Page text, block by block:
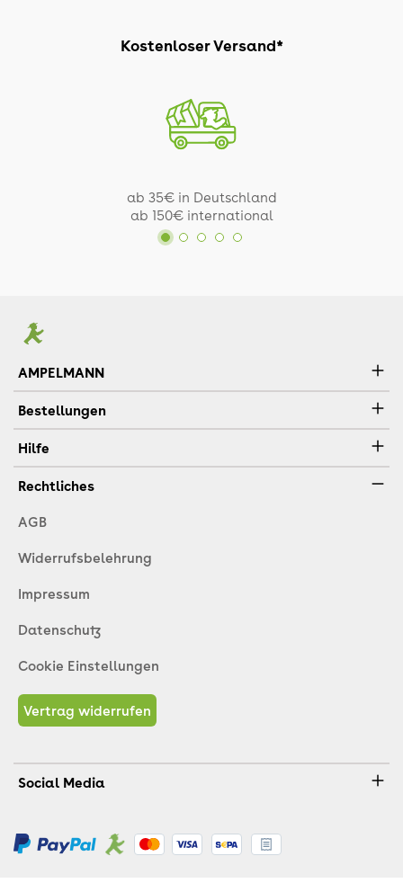
Kostenloser Versand*
ab 35€ in Deutschland
ab 150€ international
AMPELMANN
Bestellungen
Hilfe
Rechtliches
AGB
Widerrufsbelehrung
Impressum
Datenschutz
Cookie Einstellungen
Vertrag widerrufen
Social Media